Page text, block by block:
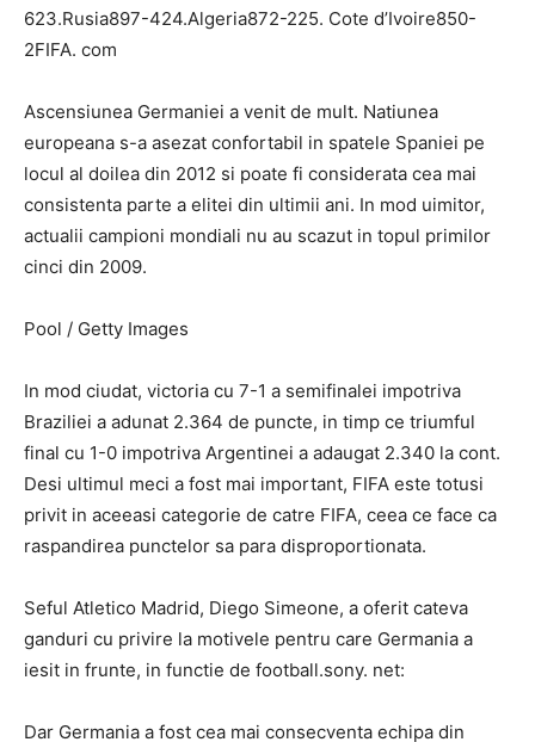
623.Rusia897-424.Algeria872-225. Cote d’Ivoire850-
2FIFA. com
Ascensiunea Germaniei a venit de mult. Natiunea
europeana s-a asezat confortabil in spatele Spaniei pe
locul al doilea din 2012 si poate fi considerata cea mai
consistenta parte a elitei din ultimii ani. In mod uimitor,
actualii campioni mondiali nu au scazut in topul primilor
cinci din 2009.
Pool / Getty Images
In mod ciudat, victoria cu 7-1 a semifinalei impotriva
Braziliei a adunat 2.364 de puncte, in timp ce triumful
final cu 1-0 impotriva Argentinei a adaugat 2.340 la cont.
Desi ultimul meci a fost mai important, FIFA este totusi
privit in aceeasi categorie de catre FIFA, ceea ce face ca
raspandirea punctelor sa para disproportionata.
Seful Atletico Madrid, Diego Simeone, a oferit cateva
ganduri cu privire la motivele pentru care Germania a
iesit in frunte, in functie de football.sony. net:
Dar Germania a fost cea mai consecventa echipa din